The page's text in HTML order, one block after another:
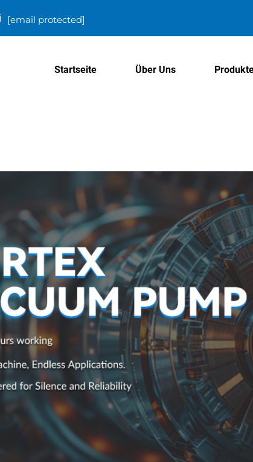
[email protected]
Startseite Über Uns